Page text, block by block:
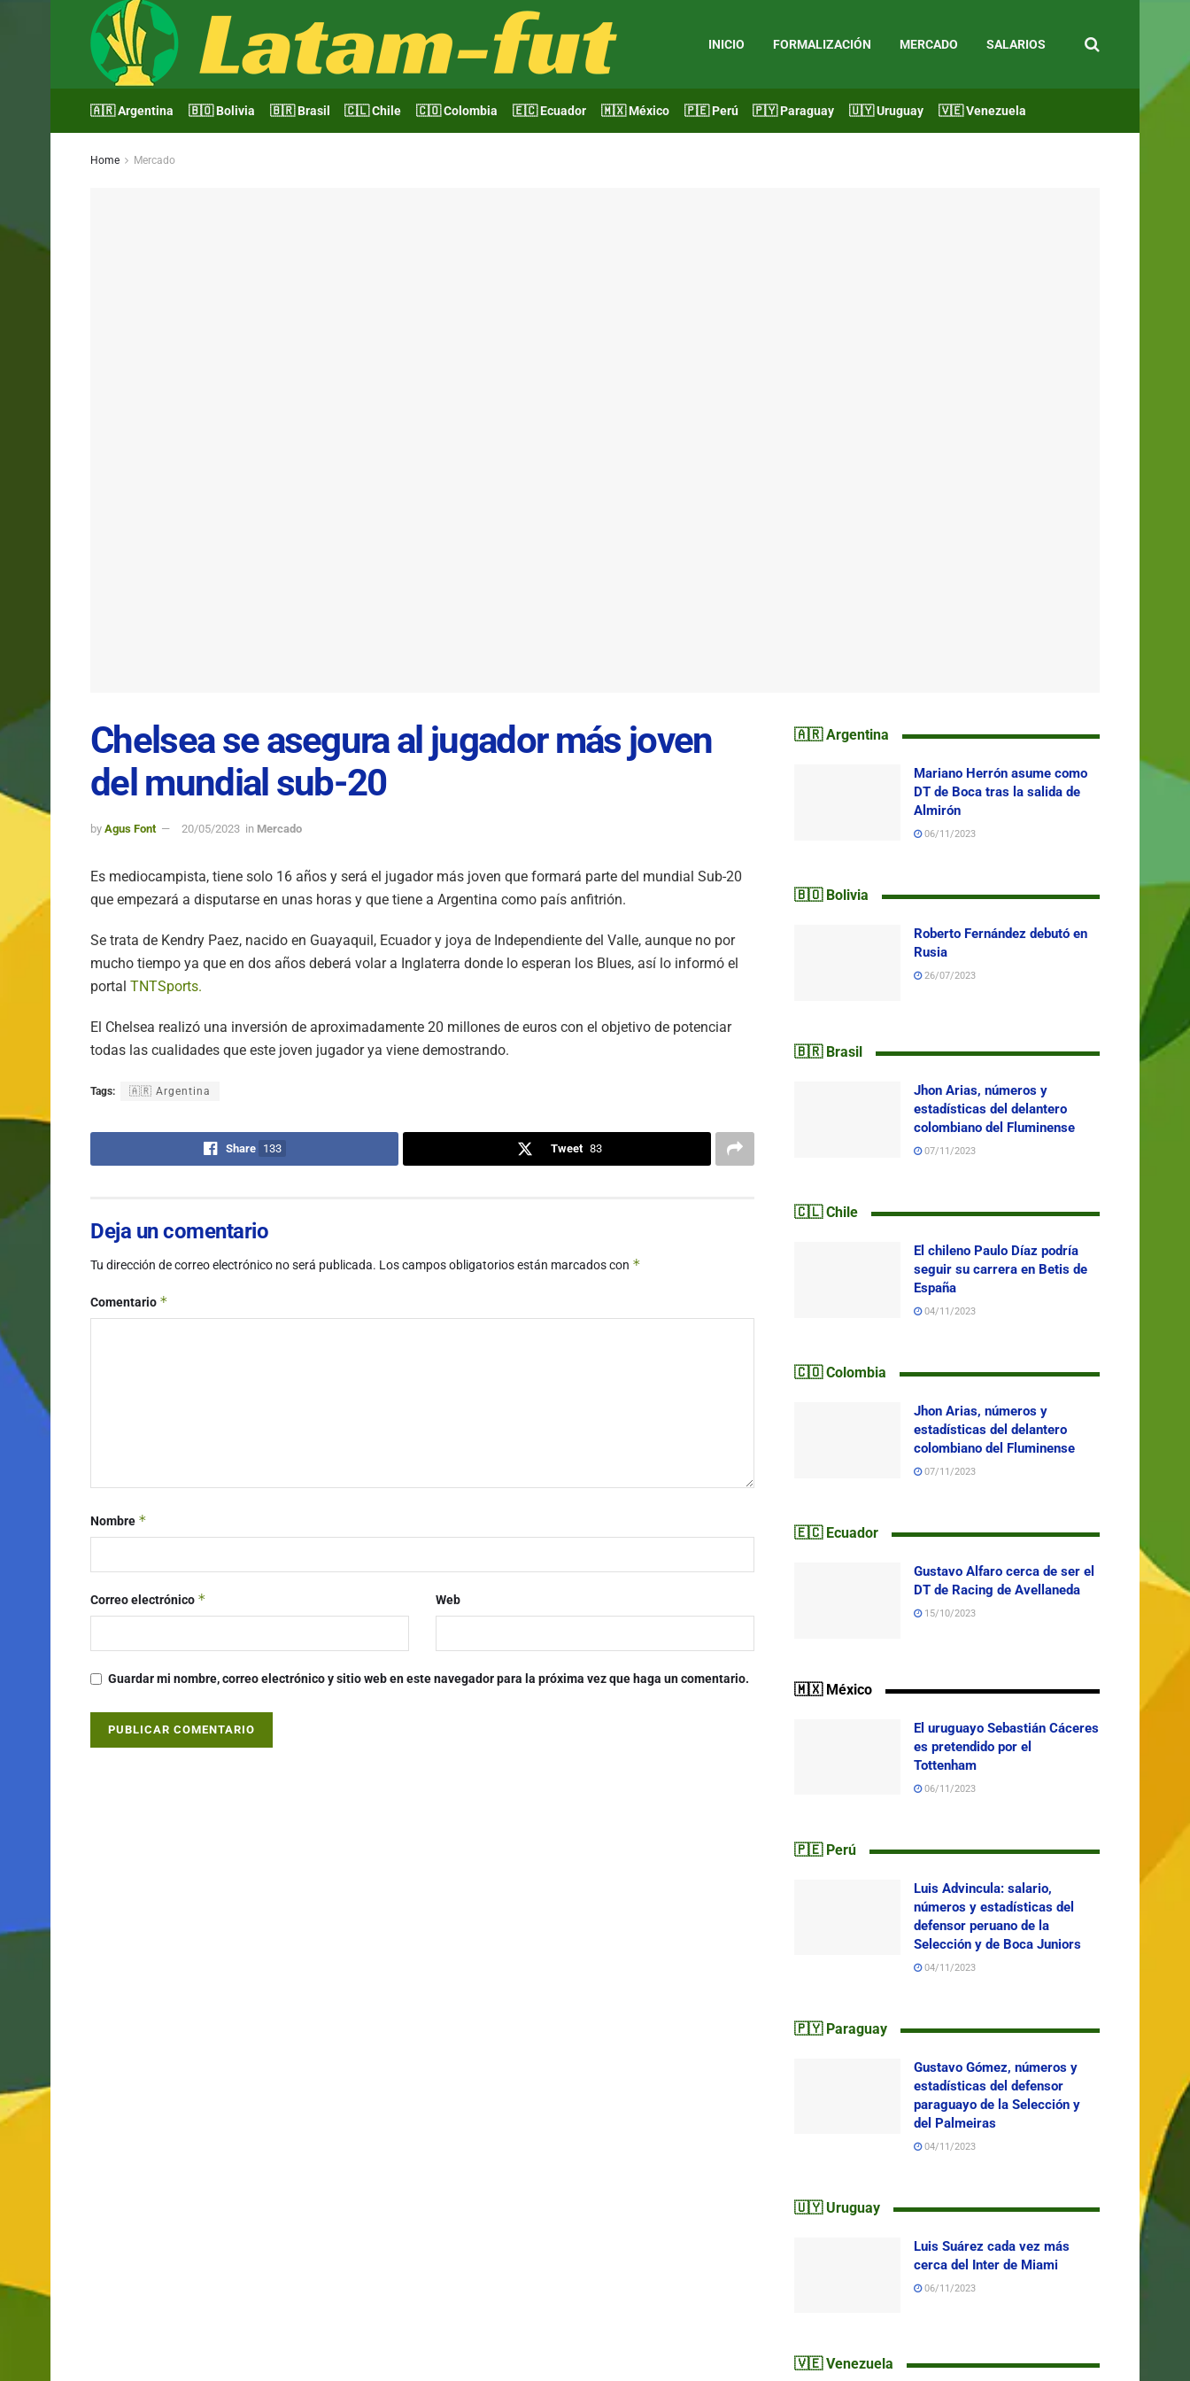
INICIO FORMALIZACIÓN MERCADO SALARIOS
🇦🇷 Argentina 🇧🇴 Bolivia 🇧🇷 Brasil 🇨🇱 Chile 🇨🇴 Colombia 🇪🇨 Ecuador 🇲🇽 México 🇵🇪 Perú 🇵🇾 Paraguay 🇺🇾 Uruguay 🇻🇪 Venezuela
Home Mercado
Chelsea se asegura al jugador más joven
del mundial sub-20
by Agus Font 20/05/2023 in Mercado
Es mediocampista, tiene solo 16 años y será el jugador más joven que formará parte del mundial Sub-20
que empezará a disputarse en unas horas y que tiene a Argentina como país anfitrión.
Se trata de Kendry Paez, nacido en Guayaquil, Ecuador y joya de Independiente del Valle, aunque no por
mucho tiempo ya que en dos años deberá volar a Inglaterra donde lo esperan los Blues, así lo informó el
portal TNTSports.
El Chelsea realizó una inversión de aproximadamente 20 millones de euros con el objetivo de potenciar
todas las cualidades que este joven jugador ya viene demostrando.
Tags: 🇦🇷 Argentina
Share 133 Tweet 83
Deja un comentario
Tu dirección de correo electrónico no será publicada. Los campos obligatorios están marcados con *
Comentario *
Nombre *
Correo electrónico * Web
Guardar mi nombre, correo electrónico y sitio web en este navegador para la próxima vez que haga un comentario.
🇦🇷 Argentina
Mariano Herrón asume como
DT de Boca tras la salida de
Almirón
06/11/2023
🇧🇴 Bolivia
Roberto Fernández debutó en
Rusia
26/07/2023
🇧🇷 Brasil
Jhon Arias, números y
estadísticas del delantero
colombiano del Fluminense
07/11/2023
🇨🇱 Chile
El chileno Paulo Díaz podría
seguir su carrera en Betis de
España
04/11/2023
🇨🇴 Colombia
Jhon Arias, números y
estadísticas del delantero
colombiano del Fluminense
07/11/2023
🇪🇨 Ecuador
Gustavo Alfaro cerca de ser el
DT de Racing de Avellaneda
15/10/2023
🇲🇽 México
El uruguayo Sebastián Cáceres
es pretendido por el
Tottenham
06/11/2023
🇵🇪 Perú
Luis Advincula: salario,
números y estadísticas del
defensor peruano de la
Selección y de Boca Juniors
04/11/2023
🇵🇾 Paraguay
Gustavo Gómez, números y
estadísticas del defensor
paraguayo de la Selección y
del Palmeiras
04/11/2023
🇺🇾 Uruguay
Luis Suárez cada vez más
cerca del Inter de Miami
06/11/2023
🇻🇪 Venezuela